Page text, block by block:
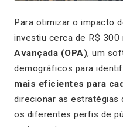
Para otimizar o impacto
investiu cerca de R$ 300
Avançada (OPA), um
demográficos para
mais eficientes para
direcionar as estratégias
os diferentes perfis de